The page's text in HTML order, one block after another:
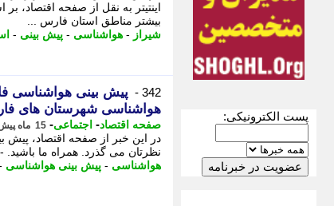
پست الکترونیکی:
اینتیتر به نقل از صفحه اقتصاد،
بیشتر مناطق استان فارس ...
شیراز - هواشناسی - پیش بینی -
342 -
هواشناسی شهرستان های
صفحه اقتصاد- اجتماعی- 15 ماه پیش - چهارشنبه 7 خرداد 1404، 11:37
نظرتان می گذرد. همراه ما
هواشناسی - پیش بینی هواشناسی